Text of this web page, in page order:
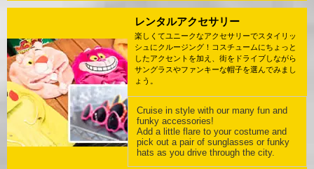
レンタルアクセサリー
楽しくてユニークなアクセサリーでスタイリッ
シュにクルージング！コスチュームにちょっと
したアクセントを加え、街をドライブしながら
サングラスやファンキーな帽子を選んでみまし
ょう。
Cruise in style with our many fun and
funky accessories!
Add a little flare to your costume and
pick out a pair of sunglasses or funky
hats as you drive through the city.